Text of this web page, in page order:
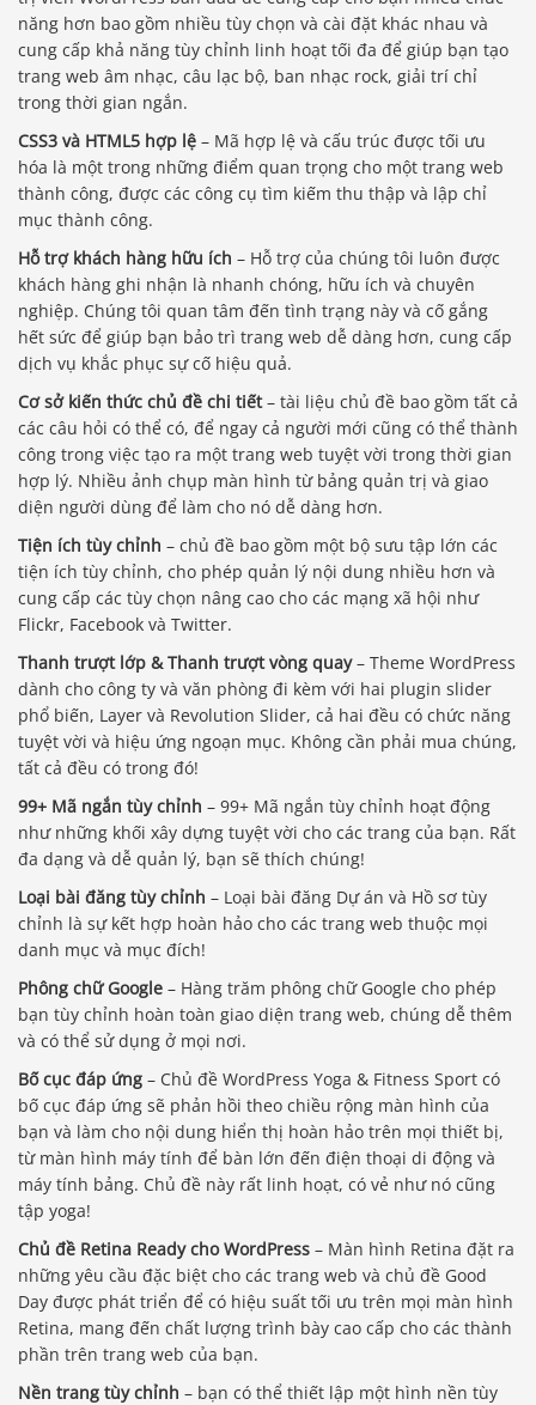
năng hơn bao gồm nhiều tùy chọn và cài đặt khác nhau và
cung cấp khả năng tùy chỉnh linh hoạt tối đa để giúp bạn tạo
trang web âm nhạc, câu lạc bộ, ban nhạc rock, giải trí chỉ
trong thời gian ngắn.
CSS3 và HTML5 hợp lệ – Mã hợp lệ và cấu trúc được tối ưu
hóa là một trong những điểm quan trọng cho một trang web
thành công, được các công cụ tìm kiếm thu thập và lập chỉ
mục thành công.
Hỗ trợ khách hàng hữu ích – Hỗ trợ của chúng tôi luôn được
khách hàng ghi nhận là nhanh chóng, hữu ích và chuyên
nghiệp. Chúng tôi quan tâm đến tình trạng này và cố gắng
hết sức để giúp bạn bảo trì trang web dễ dàng hơn, cung cấp
dịch vụ khắc phục sự cố hiệu quả.
Cơ sở kiến ​​thức chủ đề chi tiết– tài liệu chủ đề bao gồm tất cả
các câu hỏi có thể có, để ngay cả người mới cũng có thể thành
công trong việc tạo ra một trang web tuyệt vời trong thời gian
hợp lý. Nhiều ảnh chụp màn hình từ bảng quản trị và giao
diện người dùng để làm cho nó dễ dàng hơn.
Tiện ích tùy chỉnh – chủ đề bao gồm một bộ sưu tập lớn các
tiện ích tùy chỉnh, cho phép quản lý nội dung nhiều hơn và
cung cấp các tùy chọn nâng cao cho các mạng xã hội như
Flickr, Facebook và Twitter.
Thanh trượt lớp & Thanh trượt vòng quay– Theme WordPress
dành cho công ty và văn phòng đi kèm với hai plugin slider
phổ biến, Layer và Revolution Slider, cả hai đều có chức năng
tuyệt vời và hiệu ứng ngoạn mục. Không cần phải mua chúng,
tất cả đều có trong đó!
99+ Mã ngắn tùy chỉnh – 99+ Mã ngắn tùy chỉnh hoạt động
như những khối xây dựng tuyệt vời cho các trang của bạn. Rất
đa dạng và dễ quản lý, bạn sẽ thích chúng!
Loại bài đăng tùy chỉnh – Loại bài đăng Dự án và Hồ sơ tùy
chỉnh là sự kết hợp hoàn hảo cho các trang web thuộc mọi
danh mục và mục đích!
Phông chữ Google – Hàng trăm phông chữ Google cho phép
bạn tùy chỉnh hoàn toàn giao diện trang web, chúng dễ thêm
và có thể sử dụng ở mọi nơi.
Bố cục đáp ứng – Chủ đề WordPress Yoga & Fitness Sport có
bố cục đáp ứng sẽ phản hồi theo chiều rộng màn hình của
bạn và làm cho nội dung hiển thị hoàn hảo trên mọi thiết bị,
từ màn hình máy tính để bàn lớn đến điện thoại di động và
máy tính bảng. Chủ đề này rất linh hoạt, có vẻ như nó cũng
tập yoga!
Chủ đề Retina Ready cho WordPress – Màn hình Retina đặt ra
những yêu cầu đặc biệt cho các trang web và chủ đề Good
Day được phát triển để có hiệu suất tối ưu trên mọi màn hình
Retina, mang đến chất lượng trình bày cao cấp cho các thành
phần trên trang web của bạn.
Nền trang tùy chỉnh – bạn có thể thiết lập một hình nền tùy